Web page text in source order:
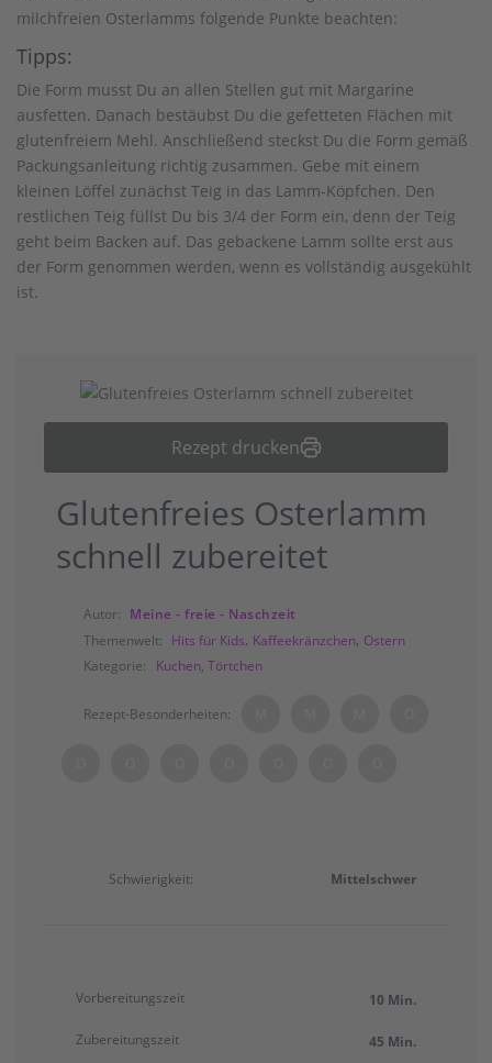
milchfreien Osterlamms folgende Punkte beachten:
Tipps:
Die Form musst Du an allen Stellen gut mit Margarine
ausfetten. Danach bestäubst Du die gefetteten Flächen mit
glutenfreiem Mehl. Anschließend steckst Du die Form gemäß
Packungsanleitung richtig zusammen. Gebe mit einem
kleinen Löffel zunächst Teig in das Lamm-Köpfchen. Den
restlichen Teig füllst Du bis 3/4 der Form ein, denn der Teig
geht beim Backen auf. Das gebackene Lamm sollte erst aus
der Form genommen werden, wenn es vollständig ausgekühlt
ist.
Rezept drucken
Glutenfreies Osterlamm
schnell zubereitet
Autor: Meine - freie - Naschzeit
Themenwelt: Hits für Kids, Kaffeekränzchen, Ostern
Kategorie: Kuchen, Törtchen
Rezept-Besonderheiten:
Schwierigkeit: Mittelschwer
Vorbereitungszeit 10 Min.
Zubereitungszeit 45 Min.